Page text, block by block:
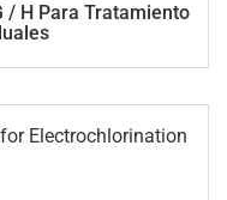
/ H Para Tratamiento